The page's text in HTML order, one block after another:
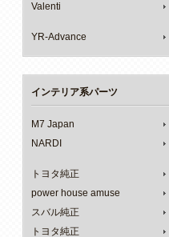
Valenti
YR-Advance
インテリア系パーツ
M7 Japan
NARDI
トヨタ純正
power house amuse
スバル純正
トヨタ純正